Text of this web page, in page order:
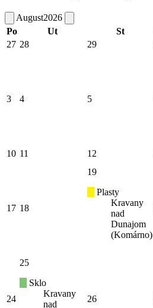
August2026
Po
Ut St
27 28 29
3 4 5
10 11 12
17 18
19
Plasty
Kravany
nad
Dunajom
(Komárno)
24
25
Sklo
Kravany
nad
26